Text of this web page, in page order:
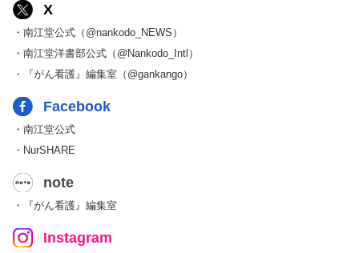
X
・南江堂公式（@nankodo_NEWS）
・南江堂洋書部公式（@Nankodo_Intl）
・『がん看護』編集室（@gankango）
Facebook
・南江堂公式
・NurSHARE
note
・『がん看護』編集室
Instagram